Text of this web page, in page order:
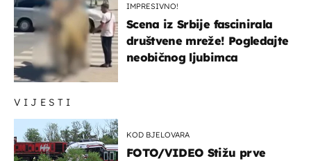
VIJESTI
KOD BJELOVARA
FOTO/VIDEO Stižu prve
IMPRESIVNO!
Scena iz Srbije fascinirala
društvene mreže! Pogledajte
neobičnog ljubimca